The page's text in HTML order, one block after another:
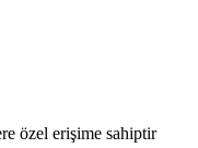
özel erişime sahiptir